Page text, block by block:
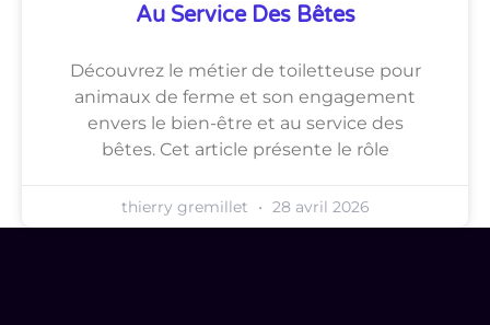
Au Service Des Bêtes
Découvrez le métier de toiletteuse pour
animaux de ferme et son engagement
envers le bien-être et au service des
bêtes. Cet article présente le rôle
thierry gremillet 28 avril 2026